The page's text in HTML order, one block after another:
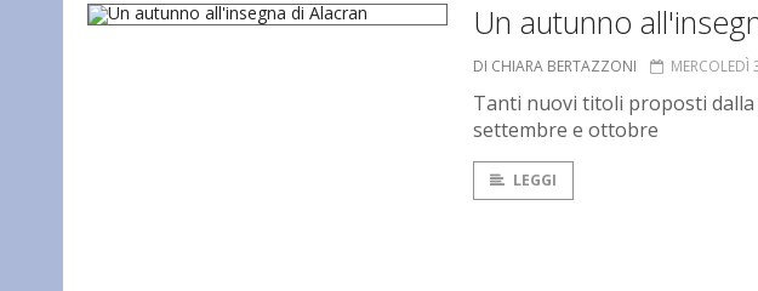
Un autunno
DI CHIARA BERTAZZONI
Tanti nuovi titoli proposti dalla
settembre e ottobre
LEGGI